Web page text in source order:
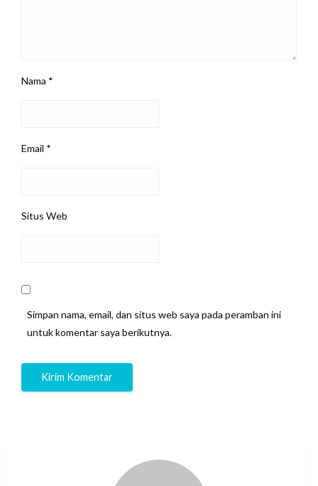
Nama *
Email *
Situs Web
Simpan nama, email, dan situs web saya pada peramban ini
untuk komentar saya berikutnya.